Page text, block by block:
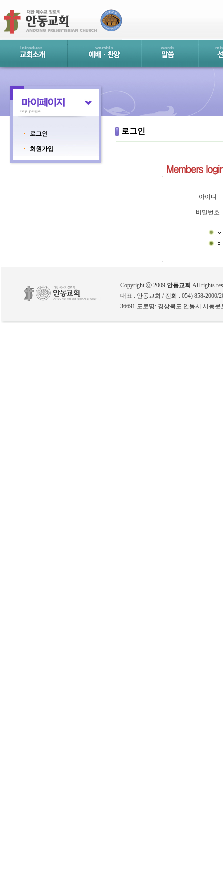
로그인
회원가입
로그인
아이디
비밀번호
Copyright ⓒ 2009 안동교회 All rights
대표 : 안동교회 / 전화 : 054) 858-2000/
36691 도로명: 경상북도 안동시 서동